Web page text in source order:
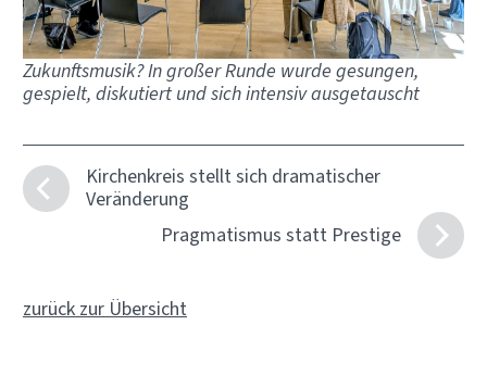
Zukunftsmusik? In großer Runde wurde gesungen,
gespielt, diskutiert und sich intensiv ausgetauscht
Kirchenkreis stellt sich dramatischer
Veränderung
Pragmatismus statt Prestige
zurück zur Übersicht